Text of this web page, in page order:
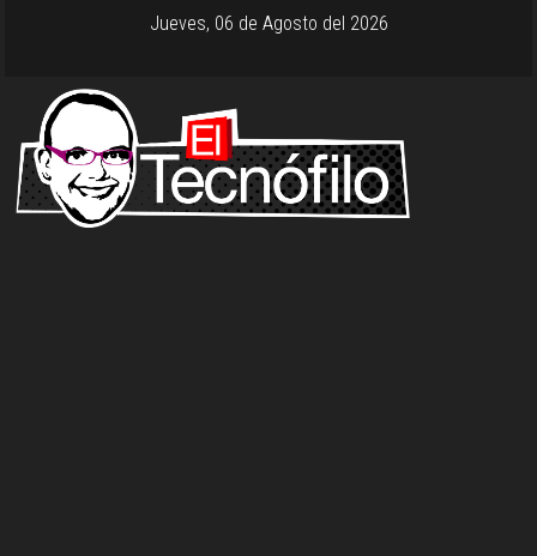
Jueves, 06 de Agosto del 2026